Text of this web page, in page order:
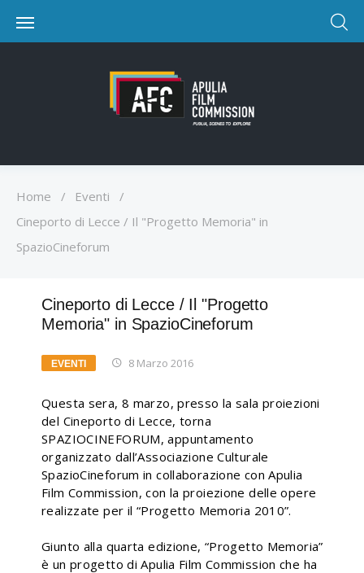
Home / Eventi
/
Cineporto di Lecce / Il "Progetto Memoria" in
SpazioCineforum
Cineporto di Lecce / Il "Progetto
Memoria" in SpazioCineforum
EVENTI 8 Marzo 2016
Questa sera, 8 marzo, presso la sala proiezioni
del Cineporto di Lecce, torna
SPAZIOCINEFORUM, appuntamento
organizzato dall’Associazione Culturale
SpazioCineforum in collaborazione con Apulia
Film Commission, con la proiezione delle opere
realizzate per il “Progetto Memoria 2010”.
Giunto alla quarta edizione, “Progetto Memoria”
è un progetto di Apulia Film Commission che ha